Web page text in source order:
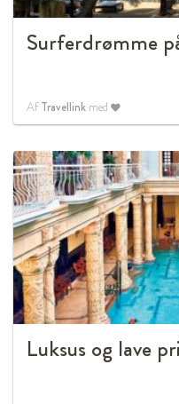
Surferdrømme
AfTravellink med
Luksus og lave